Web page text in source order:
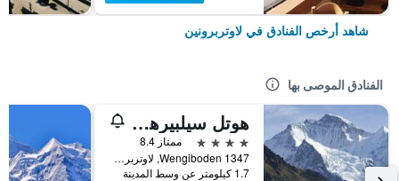
شاهد أرخص الفنادق في لاوتربرونين
الفنادق الموصى بها
هوتل سيلبيرهورن - ريزيدنسيز آند سبا وينجين
4 نجوم
ممتاز 8.4
Wengiboden 1347, لاوتربرونين, كانتون برن, سويسرا
1.7 كيلومتر عن وسط المدينة